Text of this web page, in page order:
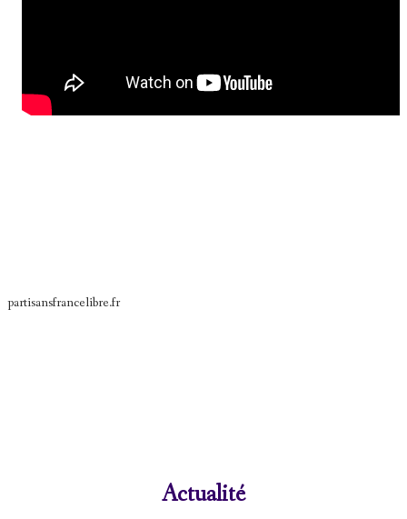
partisansfrancelibre.fr
Actualité